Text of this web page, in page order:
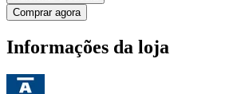
Comprar agora
Informações da loja